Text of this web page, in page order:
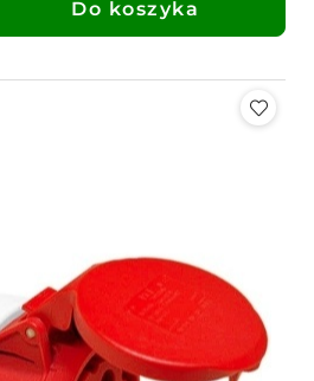
Do koszyka